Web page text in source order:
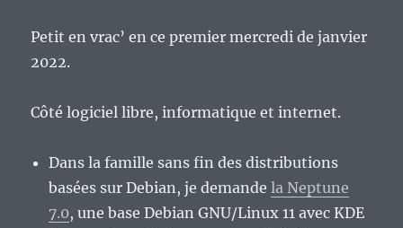
Petit en vrac’ en ce premier mercredi de janvier
2022.
Côté logiciel libre, informatique et internet.
Dans la famille sans fin des distributions
basées sur Debian, je demandela Neptune
7.0, une base Debian GNU/Linux 11 avec KDE